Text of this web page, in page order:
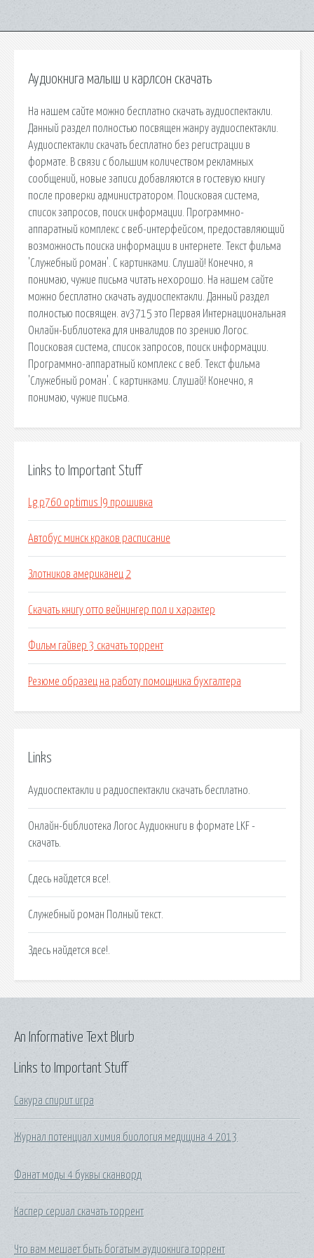
Аудиокнига малыш и карлсон скачать
На нашем сайте можно бесплатно скачать аудиоспектакли.
Данный раздел полностью посвящен жанру аудиоспектакли.
Аудиоспектакли скачать бесплатно без регистрации в
формате. В связи с большим количеством рекламных
сообщений, новые записи добавляются в гостевую книгу
после проверки администратором. Поисковая сиcтема,
список запросов, поиск информации. Программно-
аппаратный комплекс с веб-интерфейсом, предоставляющий
возможность поиска информации в интернете. Текст фильма
'Служебный роман'. С картинками. Слушай! Конечно, я
понимаю, чужие письма читать нехорошо. На нашем сайте
можно бесплатно скачать аудиоспектакли. Данный раздел
полностью посвящен. av3715 это Первая Интернациональная
Онлайн-Библиотека для инвалидов по зрению Логос.
Поисковая сиcтема, список запросов, поиск информации.
Программно-аппаратный комплекс с веб. Текст фильма
'Служебный роман'. С картинками. Слушай! Конечно, я
понимаю, чужие письма.
Links to Important Stuff
Lg p760 optimus l9 прошивка
Автобус минск краков расписание
Злотников американец 2
Скачать книгу отто вейнингер пол и характер
Фильм гайвер 3 скачать торрент
Резюме образец на работу помощника бухгалтера
Links
Аудиоспектакли и радиоспектакли скачать бесплатно.
Онлайн-библиотека Логос Аудиокниги в формате LKF -
скачать.
Сдесь найдется все!.
Служебный роман Полный текст.
Здесь найдется все!.
Links to Important Stuff
Сакура спирит игра
Журнал потенциал химия биология медицина 4 2013
Фанат моды 4 буквы сканворд
Каспер сериал скачать торрент
Что вам мешает быть богатым аудиокнига торрент
An Informative Text Blurb